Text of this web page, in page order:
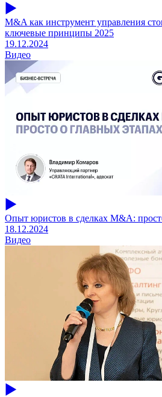
M&A как инструмент управления
ключевые принципы 2025
19.12.2024
Видео
Опыт юристов в сделках M&A:
18.12.2024
Видео